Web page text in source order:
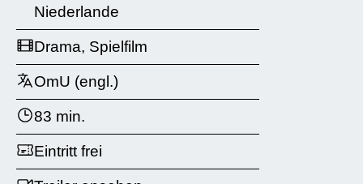
Niederlande
Drama, Spielfilm
OmU (engl.)
83 min.
Eintritt frei